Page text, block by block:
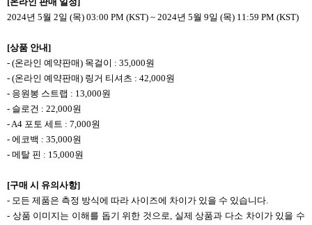
2024년 5월 2일 (목) 03:00 PM (KST) ~ 2024년 5월 9일 (목) 11:59 PM (KST)
[상품 안내]
- (온라인 예약판매) 목걸이 : 35,000원
- (온라인 예약판매) 링거 티셔츠 : 42,000원
- 응원봉 스트랩 : 13,000원
- 슬로건 : 22,000원
- A4 포토 세트 : 7,000원
- 에코백 : 35,000원
- 메탈 핀 : 15,000원
[구매 시 유의사항]
- 모든 제품은 측정 방식에 따라 사이즈에 차이가 있을 수 있습니다.
- 상품 이미지는 이해를 돕기 위한 것으로, 실제 상품과 다소 차이가 있을 수